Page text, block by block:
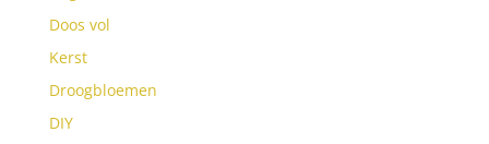
Doos vol
Kerst
Droogbloemen
DIY